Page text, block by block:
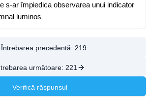
s-ar împiedica observarea unui indicator
luminos
Întrebarea precedentă: 219
următoare: 221
Verifică răspunsul